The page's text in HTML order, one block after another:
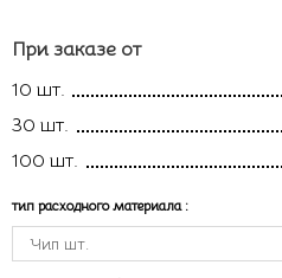
При заказе от
10 шт.
30 шт.
100 шт.
тип расходного материала :